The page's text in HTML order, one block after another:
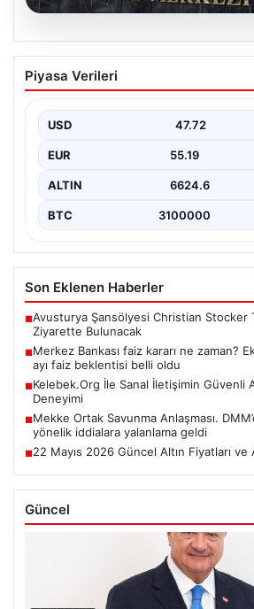
08.08.2026
Merkez Bankası faiz kararı
Ekonomistlerin nisan ayı
Piyasa Verileri
USD 47.72
EUR 55.19
ALTIN 6624.6
BTC 3100000
Son Eklenen Haberler
■Avusturya Şansölyesi Christian Stocker
Ziyarette Bulunacak
■Merkez Bankası faiz kararı ne zaman?
ayı faiz beklentisi belli oldu
■Kelebek.Org İle Sanal İletişimin Güvenli
Deneyimi
■Mekke Ortak Savunma Anlaşması.
yönelik iddialara yalanlama geldi
■22 Mayıs 2026 Güncel Altın Fiyatları ve
Güncel